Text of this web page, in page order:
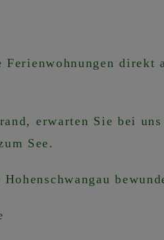
direkt
erwarten Sie bei
See.
Hohenschwangau